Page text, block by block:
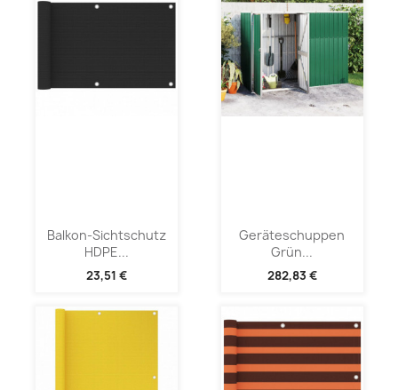
Balkon-Sichtschutz
HDPE...
23,51 €
Geräteschuppen
Grün...
282,83 €